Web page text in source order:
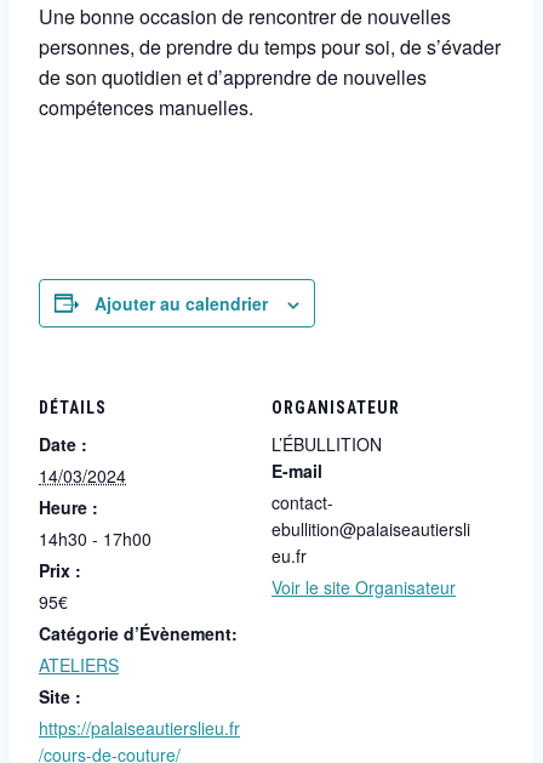
Une bonne occasion de rencontrer de nouvelles
personnes, de prendre du temps pour soi, de s’évader
de son quotidien et d’apprendre de nouvelles
compétences manuelles.
Ajouter au calendrier
DÉTAILS
Date :
14/03/2024
Heure :
14h30 - 17h00
Prix :
95€
Catégorie d’Évènement:
ATELIERS
Site :
https://palaiseautierslieu.fr
/cours-de-couture/
ORGANISATEUR
L’ÉBULLITION
E-mail
contact-
ebullition@palaiseautiersli
eu.fr
Voir le site Organisateur